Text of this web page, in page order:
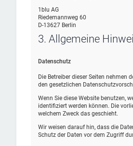
1blu AG
Riedemannweg 60
D-13627 Berlin
3. Allgemeine
Datenschutz
Die Betreiber dieser Seiten nehmen
den gesetzlichen
Wenn Sie diese Website benutzen,
identifiziert werden können. Die
welchem Zweck das geschieht.
Wir weisen darauf hin, dass die
Schutz der Daten vor dem Zugriff